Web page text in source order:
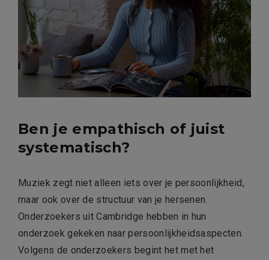
Ben je empathisch of juist
systematisch?
Muziek zegt niet alleen iets over je persoonlijkheid,
maar ook over de structuur van je hersenen.
Onderzoekers uit Cambridge hebben in hun
onderzoek gekeken naar persoonlijkheidsaspecten.
Volgens de onderzoekers begint het met het